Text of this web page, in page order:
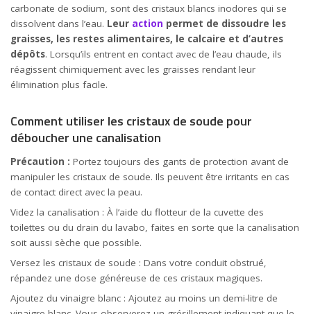
carbonate de sodium, sont des cristaux blancs inodores qui se
dissolvent dans l’eau. Leur action permet de dissoudre les
graisses, les restes alimentaires, le calcaire et d’autres
dépôts. Lorsqu’ils entrent en contact avec de l’eau chaude, ils
réagissent chimiquement avec les graisses rendant leur
élimination plus facile.
Comment utiliser les cristaux de soude pour
déboucher une canalisation
Précaution : Portez toujours des gants de protection avant de
manipuler les cristaux de soude. Ils peuvent être irritants en cas
de contact direct avec la peau.
Videz la canalisation : À l’aide du flotteur de la cuvette des
toilettes ou du drain du lavabo, faites en sorte que la canalisation
soit aussi sèche que possible.
Versez les cristaux de soude : Dans votre conduit obstrué,
répandez une dose généreuse de ces cristaux magiques.
Ajoutez du vinaigre blanc : Ajoutez au moins un demi-litre de